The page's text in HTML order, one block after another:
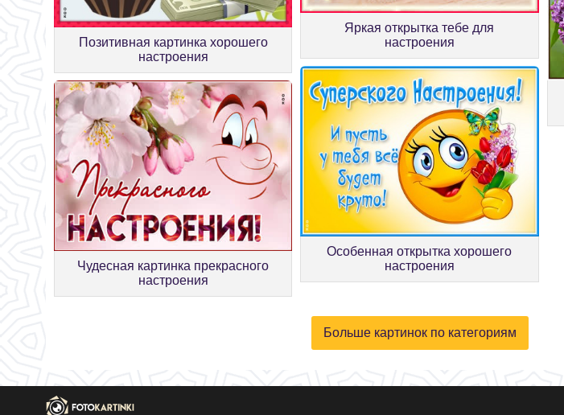
Позитивная картинка хорошего
настроения
Яркая открытка тебе для
настроения
Чудесная картинка прекрасного
настроения
Особенная открытка хорошего
настроения
Больше картинок по категориям